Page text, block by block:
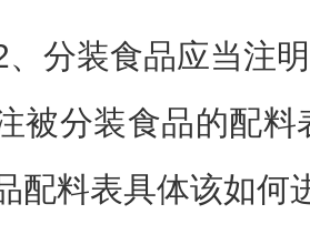
装食品应当注明
被分装食品的配
配料表具体该如何